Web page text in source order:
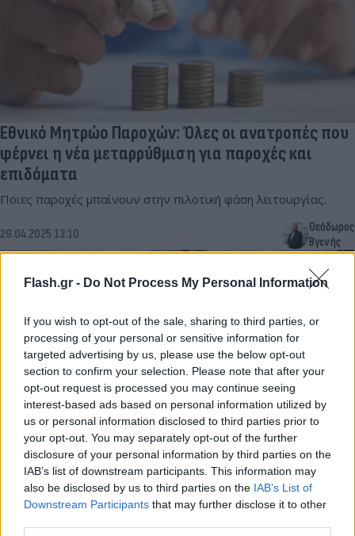
Flash.gr - Do Not Process My Personal Information
If you wish to opt-out of the sale, sharing to third parties, or
processing of your personal or sensitive information for
targeted advertising by us, please use the below opt-out
section to confirm your selection. Please note that after your
opt-out request is processed you may continue seeing
interest-based ads based on personal information utilized by
us or personal information disclosed to third parties prior to
your opt-out. You may separately opt-out of the further
disclosure of your personal information by third parties on the
IAB’s list of downstream participants. This information may
also be disclosed by us to third parties on the IAB’s List of
Downstream Participants that may further disclose it to other
Εθνικό Μητρώο Παροχών: Όλες οι ανατροπές που
φέρνει η νέα μεταρρύθμιση για παροχές και
επιδόματα
Ποιες παροχές μπαίνουν στην πιλοτική φάση λειτουργίας.
29.04.2025 13:10
Θεόδωρος
Βγενής
Κυριάκος Μητσοτάκης: «Χρειαζόμαστε
μεταρρυθμίσεις» - Τι είπε για ενέργεια,
οικονομία, μείωση χρέους
Ο πρωθυπουργός παραχώρησε συνέντευξη στο podcast «Table